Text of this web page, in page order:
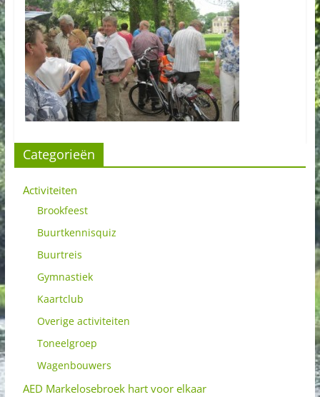
Categorieën
Activiteiten
Brookfeest
Buurtkennisquiz
Buurtreis
Gymnastiek
Kaartclub
Overige activiteiten
Toneelgroep
Wagenbouwers
AED Markelosebroek hart voor elkaar